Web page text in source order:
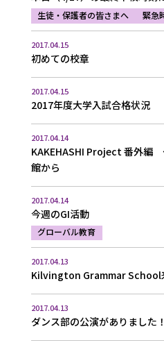
生徒・保護者の皆さまへ 緊急
2017.04.15
初めての校章
2017.04.15
2017年度大学入試合格状況
2017.04.14
KAKEHASHI Project 番外編
館から
2017.04.14
今週のGI活動
グローバル教育
2017.04.13
Kilvington Grammar School
2017.04.13
ダンス部の公演がありました！